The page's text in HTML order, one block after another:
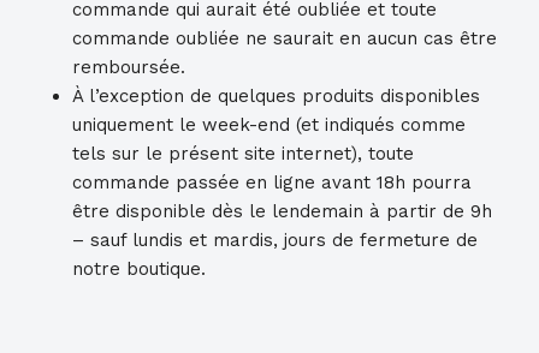
commande qui aurait été oubliée et toute
commande oubliée ne saurait en aucun cas être
remboursée.
À l’exception de quelques produits disponibles
uniquement le week-end (et indiqués comme
tels sur le présent site internet), toute
commande passée en ligne avant 18h pourra
être disponible dès le lendemain à partir de 9h
– sauf lundis et mardis, jours de fermeture de
notre boutique.